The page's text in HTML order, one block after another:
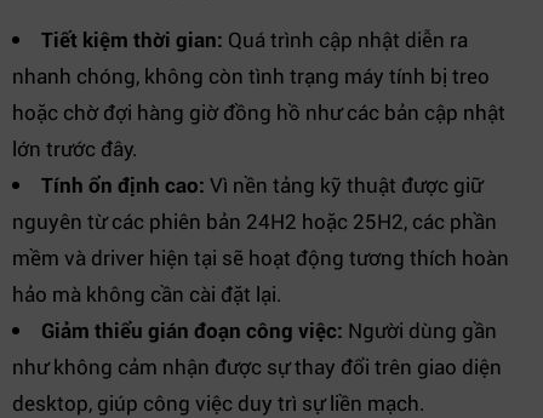
Tiết kiệm thời gian: Quá trình cập nhật diễn ra
nhanh chóng, không còn tình trạng máy tính bị treo
hoặc chờ đợi hàng giờ đồng hồ như các bản cập nhật
lớn trước đây.
Tính ổn định cao: Vì nền tảng kỹ thuật được giữ
nguyên từ các phiên bản 24H2 hoặc 25H2, các phần
mềm và driver hiện tại sẽ hoạt động tương thích hoàn
hảo mà không cần cài đặt lại.
Giảm thiểu gián đoạn công việc: Người dùng gần
như không cảm nhận được sự thay đổi trên giao diện
desktop, giúp công việc duy trì sự liền mạch.